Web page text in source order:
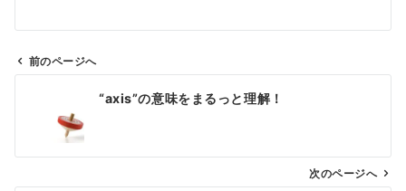
ビ
前のページへ
“axis”の意味をまるっと理解！
次のページへ